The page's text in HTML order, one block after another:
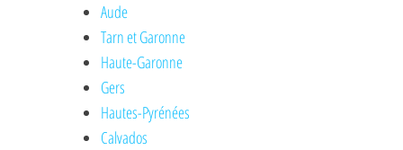
Aude
Tarn et Garonne
Haute-Garonne
Gers
Hautes-Pyrénées
Calvados